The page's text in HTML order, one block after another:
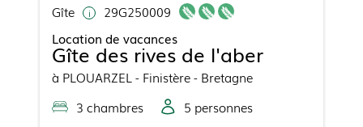
Gîte
29G250009
Location de vacances
Gîte des rives de l'aber
à PLOUARZEL - Finistère - Bretagne
3 chambres 5 personnes